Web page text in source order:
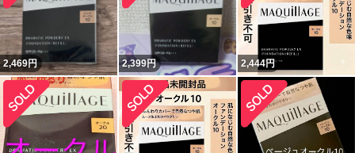
2,469円 2,399円 2,444円